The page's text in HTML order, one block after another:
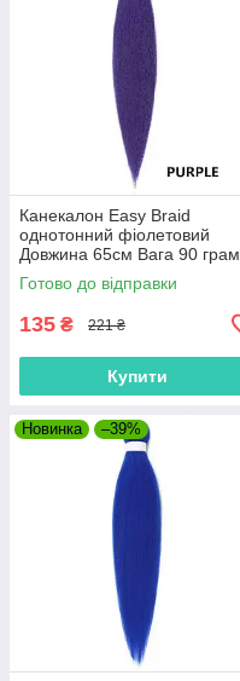
Канекалон Easy Braid
однотонний фіолетовий
Довжина 65см Вага 90 грам
Низькотемпературний 100-
150°С purpleEZ
Готово до відправки
135 ₴ 221 ₴
Купити
Новинка –39%